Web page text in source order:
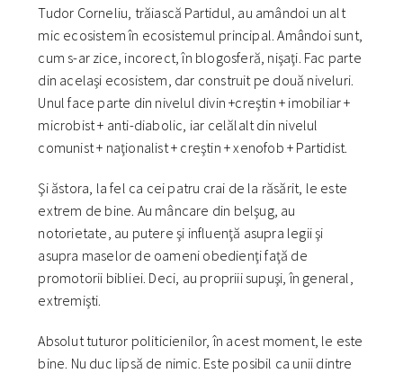
Tudor Corneliu, trăiască Partidul, au amândoi un alt
mic ecosistem în ecosistemul principal. Amândoi sunt,
cum s-ar zice, incorect, în blogosferă, nişaţi. Fac parte
din acelaşi ecosistem, dar construit pe două niveluri.
Unul face parte din nivelul divin +creştin + imobiliar +
microbist + anti-diabolic, iar celălalt din nivelul
comunist + naţionalist + creştin + xenofob + Partidist.
Şi ăstora, la fel ca cei patru crai de la răsărit, le este
extrem de bine. Au mâncare din belşug, au
notorietate, au putere şi influenţă asupra legii şi
asupra maselor de oameni obedienţi faţă de
promotorii bibliei. Deci, au propriii supuşi, în general,
extremişti.
Absolut tuturor politicienilor, în acest moment, le este
bine. Nu duc lipsă de nimic. Este posibil ca unii dintre